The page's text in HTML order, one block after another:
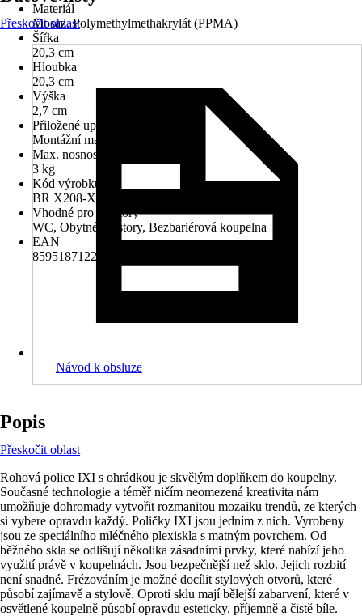
Materiál
Mosaz, Polymethylmethakrylát (PPMA)
Šířka
20,3 cm
Hloubka
20,3 cm
Výška
2,7 cm
Přiložené upevnění
Montážní materiál k vrtání
Max. nosnost
3 kg
Kód výrobku
BR X208-X-26
Vhodné pro prostory
WC, Obytné prostory, Bezbariérová koupelna
EAN
8595187122673
Přeskočit oblast
Návod k obsluze
Popis
Přeskočit oblast
Rohová police IXI s ohrádkou je skvělým doplňkem do koupelny.
Současné technologie a téměř ničím neomezená kreativita nám
umožňuje dohromady vytvořit rozmanitou mozaiku trendů, ze kterých
si vybere opravdu každý. Poličky IXI jsou jedním z nich. Vyrobeny
jsou ze speciálního mléčného plexiskla s matným povrchem. Od
běžného skla se odlišují několika zásadními prvky, které nabízí jeho
využití právě v koupelnách. Jsou bezpečnější než sklo. Jejich rozbití
není snadné. Frézováním je možné docílit stylových otvorů, které
působí zajímavě a stylově. Oproti sklu mají bělejší zabarvení, které v
osvětlené koupelně působí opravdu esteticky, příjemně a čistě bíle.